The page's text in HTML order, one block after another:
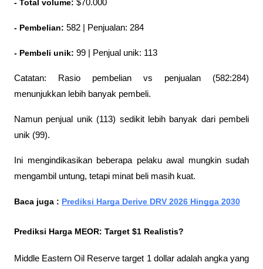
- Total volume: $70.000
- Pembelian: 582 | Penjualan: 284
- Pembeli unik: 99 | Penjual unik: 113
Catatan: Rasio pembelian vs penjualan (582:284)
menunjukkan lebih banyak pembeli.
Namun penjual unik (113) sedikit lebih banyak dari pembeli
unik (99).
Ini mengindikasikan beberapa pelaku awal mungkin sudah
mengambil untung, tetapi minat beli masih kuat.
Baca juga : Prediksi Harga Derive DRV 2026 Hingga 2030
Prediksi Harga MEOR: Target $1 Realistis?
Middle Eastern Oil Reserve target 1 dollar adalah angka yang